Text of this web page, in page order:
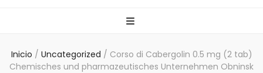
Inicio / Uncategorized / Corso di Cabergolin 0.5 mg (2 tab)
Chemisches und pharmazeutisches Unternehmen Obninsk